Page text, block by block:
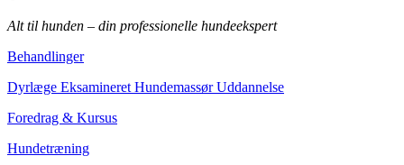
Alt til hunden – din professionelle hundeekspert
Behandlinger
Dyrlæge Eksamineret Hundemassør Uddannelse
Foredrag & Kursus
Hundetræning